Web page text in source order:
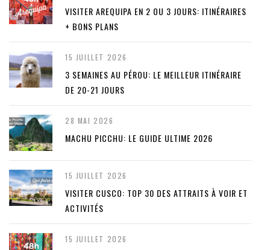
VISITER AREQUIPA EN 2 OU 3 JOURS: ITINÉRAIRES
+ BONS PLANS
15 JUILLET 2026
3 SEMAINES AU PÉROU: LE MEILLEUR ITINÉRAIRE
DE 20-21 JOURS
28 MAI 2026
MACHU PICCHU: LE GUIDE ULTIME 2026
15 JUILLET 2026
VISITER CUSCO: TOP 30 DES ATTRAITS À VOIR ET
ACTIVITÉS
15 JUILLET 2026